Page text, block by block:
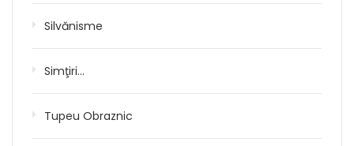
Silvănisme
Simţiri…
Tupeu Obraznic